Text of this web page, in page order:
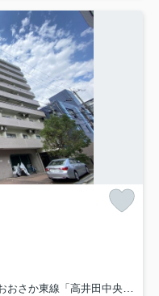
おさか東線「高井田中央」駅 徒歩19分